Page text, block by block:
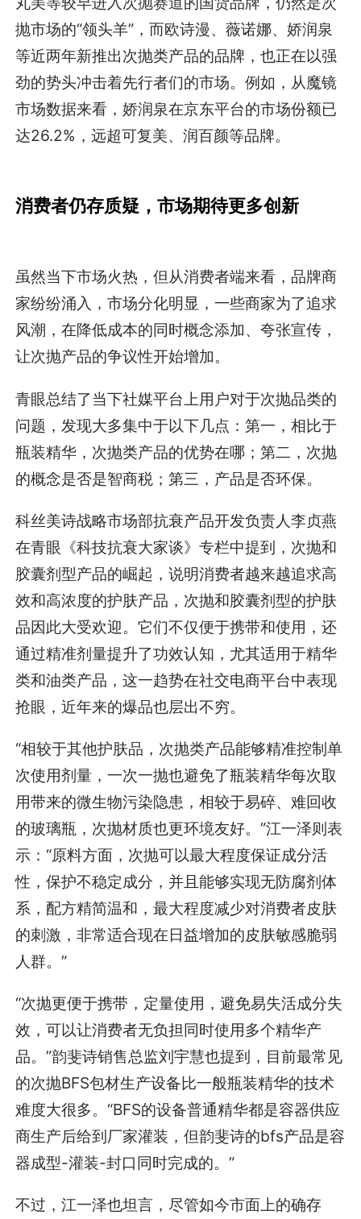
抛市场的“领头羊”，而欧诗漫、薇诺娜、娇润泉
等近两年新推出次抛类产品的品牌，也正在以强
劲的势头冲击着先行者们的市场。例如，从魔镜
市场数据来看，娇润泉在京东平台的市场份额已
达26.2%，远超可复美、润百颜等品牌。
消费者仍存质疑，市场期待更多创新
虽然当下市场火热，但从消费者端来看，品牌商
家纷纷涌入，市场分化明显，一些商家为了追求
风潮，在降低成本的同时概念添加、夸张宣传，
让次抛产品的争议性开始增加。
青眼总结了当下社媒平台上用户对于次抛品类的
问题，发现大多集中于以下几点：第一，相比于
瓶装精华，次抛类产品的优势在哪；第二，次抛
的概念是否是智商税；第三，产品是否环保。
科丝美诗战略市场部抗衰产品开发负责人李贞燕
在青眼《科技抗衰大家谈》专栏中提到，次抛和
胶囊剂型产品的崛起，说明消费者越来越追求高
效和高浓度的护肤产品，次抛和胶囊剂型的护肤
品因此大受欢迎。它们不仅便于携带和使用，还
通过精准剂量提升了功效认知，尤其适用于精华
类和油类产品，这一趋势在社交电商平台中表现
抢眼，近年来的爆品也层出不穷。
“相较于其他护肤品，次抛类产品能够精准控制单
次使用剂量，一次一抛也避免了瓶装精华每次取
用带来的微生物污染隐患，相较于易碎、难回收
的玻璃瓶，次抛材质也更环境友好。”江一泽则表
示：“原料方面，次抛可以最大程度保证成分活
性，保护不稳定成分，并且能够实现无防腐剂体
系，配方精简温和，最大程度减少对消费者皮肤
的刺激，非常适合现在日益增加的皮肤敏感脆弱
人群。”
“次抛更便于携带，定量使用，避免易失活成分失
效，可以让消费者无负担同时使用多个精华产
品。”韵斐诗销售总监刘宇慧也提到，目前最常见
的次抛BFS包材生产设备比一般瓶装精华的技术
难度大很多。“BFS的设备普通精华都是容器供应
商生产后给到厂家灌装，但韵斐诗的bfs产品是容
器成型-灌装-封口同时完成的。”
不过，江一泽也坦言，尽管如今市面上的确存